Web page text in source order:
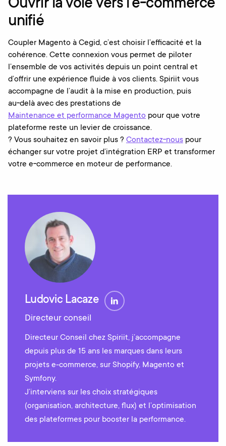
Ouvrir la voie vers l’e‑commerce
unifié
Coupler Magento à Cegid, c’est choisir l’efficacité et la
cohérence. Cette connexion vous permet de piloter
l’ensemble de vos activités depuis un point central et
d’offrir une expérience fluide à vos clients. Spiriit vous
accompagne de l’audit à la mise en production, puis
au‑delà avec des prestations de
Maintenance et performance Magento pour que votre
plateforme reste un levier de croissance.
? Vous souhaitez en savoir plus ? Contactez‑nous pour
échanger sur votre projet d’intégration ERP et transformer
votre e‑commerce en moteur de performance.
Ludovic Lacaze
Directeur conseil
Directeur Conseil chez Spiriit, j’accompagne
depuis plus de 15 ans les marques dans leurs
projets e-commerce, sur Shopify, Magento et
Symfony.
J’interviens sur les choix stratégiques
(organisation, architecture, flux) et l’optimisation
des plateformes pour booster la performance.